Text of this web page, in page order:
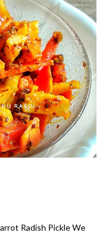
2 Cup *Salt... 1
deep frying *Soak
Mixer by adding
texture. Do not add
Black Pepper
add Roasted Poha
Radish Pickle We